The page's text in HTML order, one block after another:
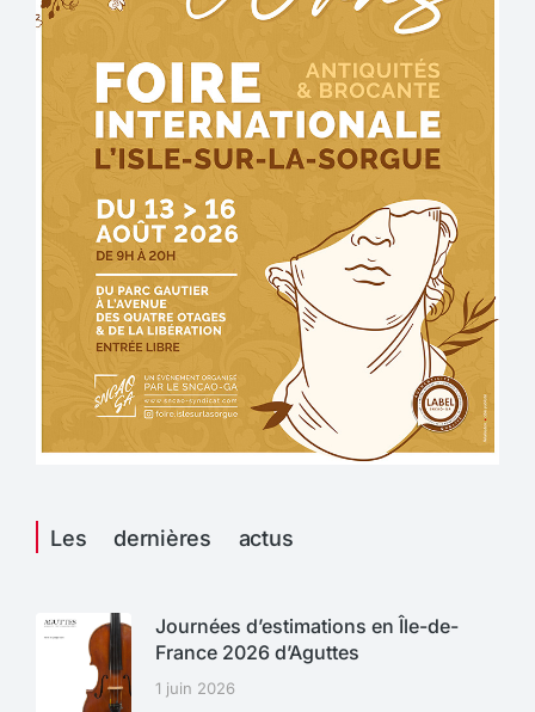
Les dernières actus
Journées d’estimations en Île-de-
France 2026 d’Aguttes
1 juin 2026